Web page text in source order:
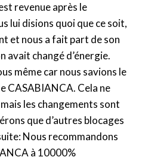
revenue après le
lui disions quoi que ce soit,
et nous a fait part de son
avait changé d’énergie.
même car nous savions le
CASABIANCA. Cela ne
les changements sont
que d’autres blocages
Nous recommandons
à 10000%